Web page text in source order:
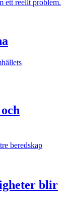
ett reellt problem.
beredskap
blir